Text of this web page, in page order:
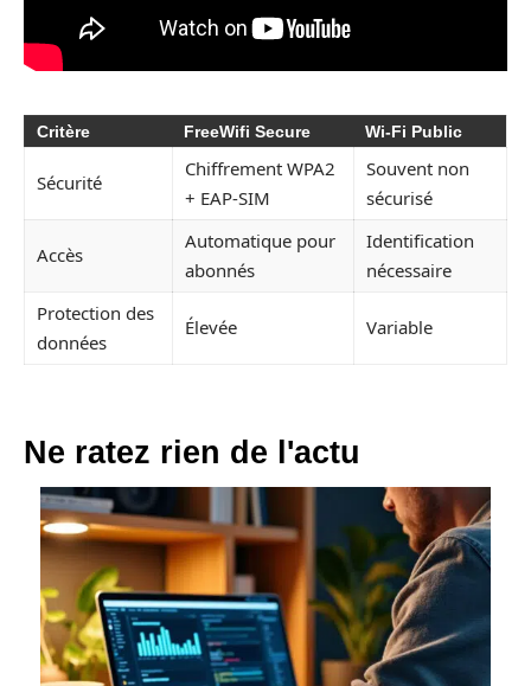
Critère FreeWifi Secure Wi-Fi Public
Sécurité
Chiffrement WPA2
+ EAP-SIM
Souvent non
sécurisé
Accès
Automatique pour
abonnés
Identification
nécessaire
Protection des
données
Élevée Variable
Ne ratez rien de l'actu